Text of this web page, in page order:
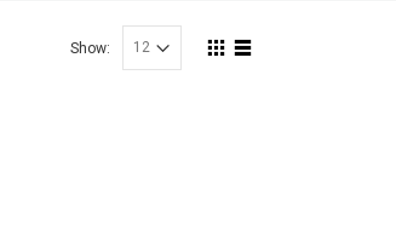
Show: